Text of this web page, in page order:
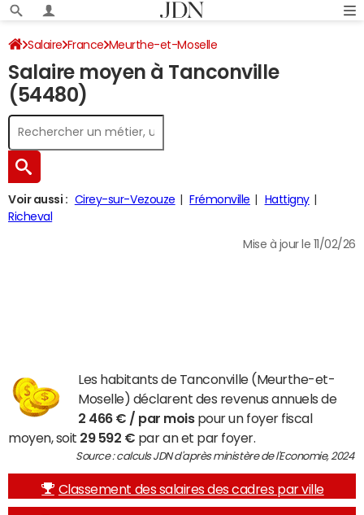
Salaire France Meurthe-et-Moselle
Salaire moyen à Tanconville
(54480)
Voir aussi : Cirey-sur-Vezouze Frémonville
Hattigny
Richeval
Mise à jour le 11/02/26
Les habitants de Tanconville (Meurthe-et-
Moselle) déclarent des revenus annuels de
2 466 € / par moispour un foyer fiscal
moyen, soit 29 592 € par an et par foyer.
Source : calculs JDN d'après ministère de l'Economie, 2024
Classement des salaires des cadres par ville